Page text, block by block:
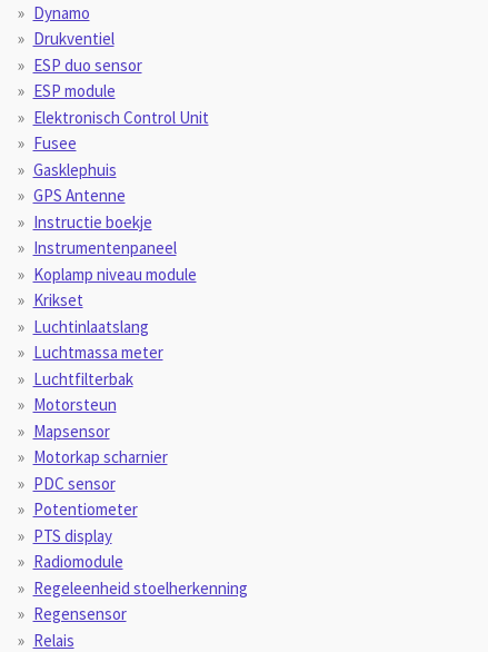
Dynamo
Drukventiel
ESP duo sensor
ESP module
Elektronisch Control Unit
Fusee
Gasklephuis
GPS Antenne
Instructie boekje
Instrumentenpaneel
Koplamp niveau module
Krikset
Luchtinlaatslang
Luchtmassa meter
Luchtfilterbak
Motorsteun
Mapsensor
Motorkap scharnier
PDC sensor
Potentiometer
PTS display
Radiomodule
Regeleenheid stoelherkenning
Regensensor
Relais